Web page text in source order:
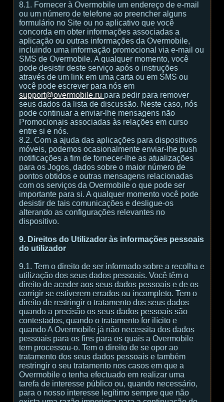
8.1. Fornecer à Overmobile um endereço de e-mail
ou um número de telefone ao preencher alguns
formulário no Site ou no aplicativo que você
concorda em obter informações associadas a
aplicação ou outras informações da Overmobile,
incluindo uma informação promocional via e-mail ou
SMS de Overmobile. A qualquer momento, você
pode desistir deste serviço após o instruções
através de um link em uma carta ou em SMS ou
você pode escrever para nós em
support@overmobile.ru para pedir para remover
seus dados da lista de discussão. Neste caso, nós
pode continuar a enviar-lhe mensagens não
Promocionais associadas às relações em curso
entre si e nós.
8.2. Com a ajuda das aplicações para dispositivos
móveis, podemos ocasionalmente enviar-lhe push
notificações a fim de fornecer-lhe as atualizações
para os Jogos, dados sobre o maior número de
pontos obtidos e outras mensagens relacionadas
com os serviços da Overmobile o que pode ser
importante para si. A qualquer momento você pode
desistir de tais comunicações e desligue-os
alterando as configurações relevantes no
dispositivo.
9. Direitos do Utilizador às informações pessoais
do utilizador
9.1. Tem o direito de ser informado sobre a recolha e
utilização dos seus dados pessoais. Você têm o
direito de aceder aos seus dados pessoais e de os
corrigir se estiverem errados ou incompleto. Tem o
direito de restringir o tratamento dos seus dados
quando a precisão os seus dados pessoais são
contestados, quando o tratamento for ilícito e
quando A Overmobile já não necessita dos dados
pessoais para os fins para os quais a Overmobile
tem processou-o. Tem o direito de se opor ao
tratamento dos seus dados pessoais e também
restringir o seu tratamento nos casos em que a
Overmobile o tenha efectuado em realizar uma
tarefa de interesse público ou, quando necessário,
para o nosso interesse legítimo sempre que não